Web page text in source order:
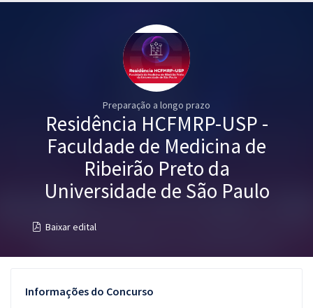
Graduação
Blog
Preparação a longo prazo
Residência HCFMRP-USP -
Faculdade de Medicina de
Ribeirão Preto da
Universidade de São Paulo
Baixar edital
Informações do Concurso